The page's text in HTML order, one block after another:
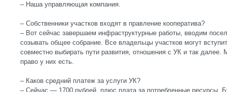
– Наша управляющая компания.
– Собственники участков входят в правление кооператива?
– Вот сейчас завершаем инфраструктурные работы, вводим
созывать общее собрание. Все владельцы участков могут
совместно выбирать пути развития, отношения с УК и так
право у них есть.
– Каков средний платеж за услуги УК?
– Сейчас — 1700 рублей, плюс плата за потребленные ресурсы.